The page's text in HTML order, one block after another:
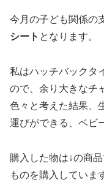
今月の子ども関係の
シート となります。
私はハッチバックタ
ので、余り大きなチ
色々と考えた結果、
運びができる、ベビ
購入した物は↓の商
ものを購入していま